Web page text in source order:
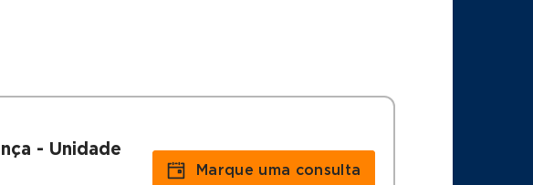
- Unidade
Marque uma consulta